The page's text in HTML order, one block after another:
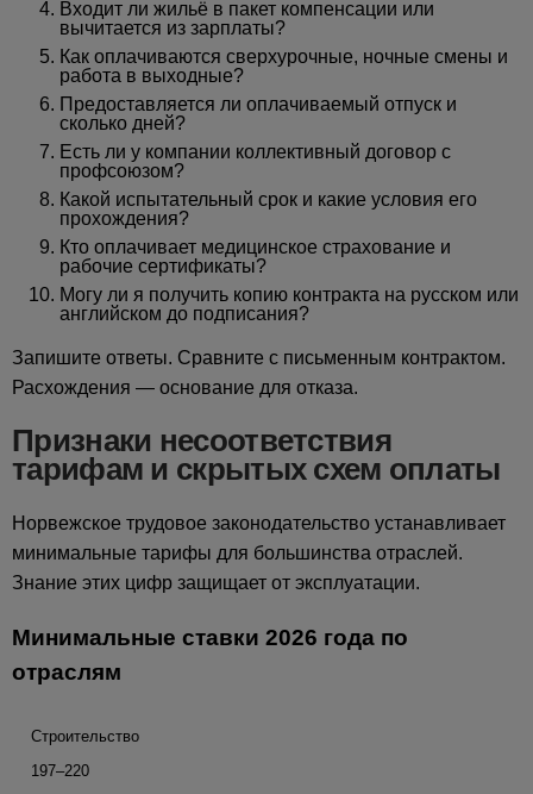
Входит ли жильё в пакет компенсации или
вычитается из зарплаты?
Как оплачиваются сверхурочные, ночные смены и
работа в выходные?
Предоставляется ли оплачиваемый отпуск и
сколько дней?
Есть ли у компании коллективный договор с
профсоюзом?
Какой испытательный срок и какие условия его
прохождения?
Кто оплачивает медицинское страхование и
рабочие сертификаты?
Могу ли я получить копию контракта на русском или
английском до подписания?
Запишите ответы. Сравните с письменным контрактом.
Расхождения — основание для отказа.
Признаки несоответствия
тарифам и скрытых схем оплаты
Норвежское трудовое законодательство устанавливает
минимальные тарифы для большинства отраслей.
Знание этих цифр защищает от эксплуатации.
Минимальные ставки 2026 года по
отраслям
Строительство
197–220